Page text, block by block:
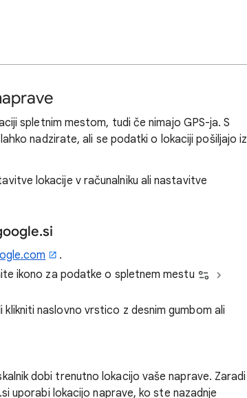
spletnim mestom, tudi če nimajo GPS-ja. S
nadzirate, ali se podatki o lokaciji pošiljajo iz
lokacije v računalniku ali nastavitve
.
ikono za podatke o spletnem mestu
naslovno vrstico z desnim gumbom ali
dobi trenutno lokacijo vaše naprave. Zaradi
uporabi lokacijo naprave, ko ste nazadnje